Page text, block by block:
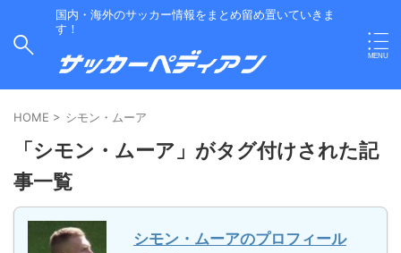
国内・海外のサッカー情報をまとめ留め置いていきま
す！
HOME > シモン・ムーア
「シモン・ムーア」がタグ付けされた記
事一覧
シモン・ムーアのプロフィール